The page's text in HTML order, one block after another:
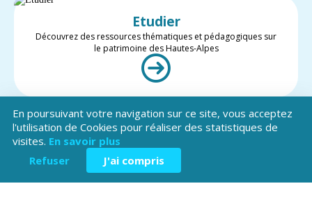
Etudier
Découvrez des ressources thématiques et pédagogiques sur
le patrimoine des Hautes-Alpes
Valoriser
Restez informé des projets et des actualités du patrimoine des
Hautes-Alpes
En poursuivant votre navigation sur ce site, vous acceptez
l'utilisation de Cookies pour réaliser des statistiques de
visites. En savoir plus
Refuser
J'ai compris